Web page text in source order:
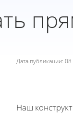
Дата публикации:
Наш